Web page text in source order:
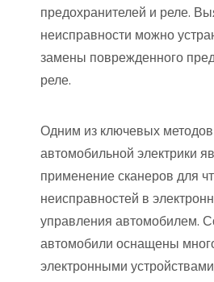
предохранителей и реле.
неисправности можно
замены поврежденного
реле.
Одним из ключевых методов
автомобильной электрики
применение сканеров для
неисправностей в
управления автомобилем.
автомобили оснащены
электронными